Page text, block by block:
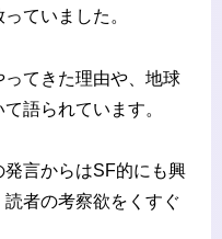
ていました。
てきた理由や、地球
語られています。
言からはSF的にも興
者の考察欲をくすぐ